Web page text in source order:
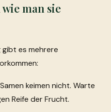
man sie
es mehrere
keimen nicht. Warte
Reife der Frucht.